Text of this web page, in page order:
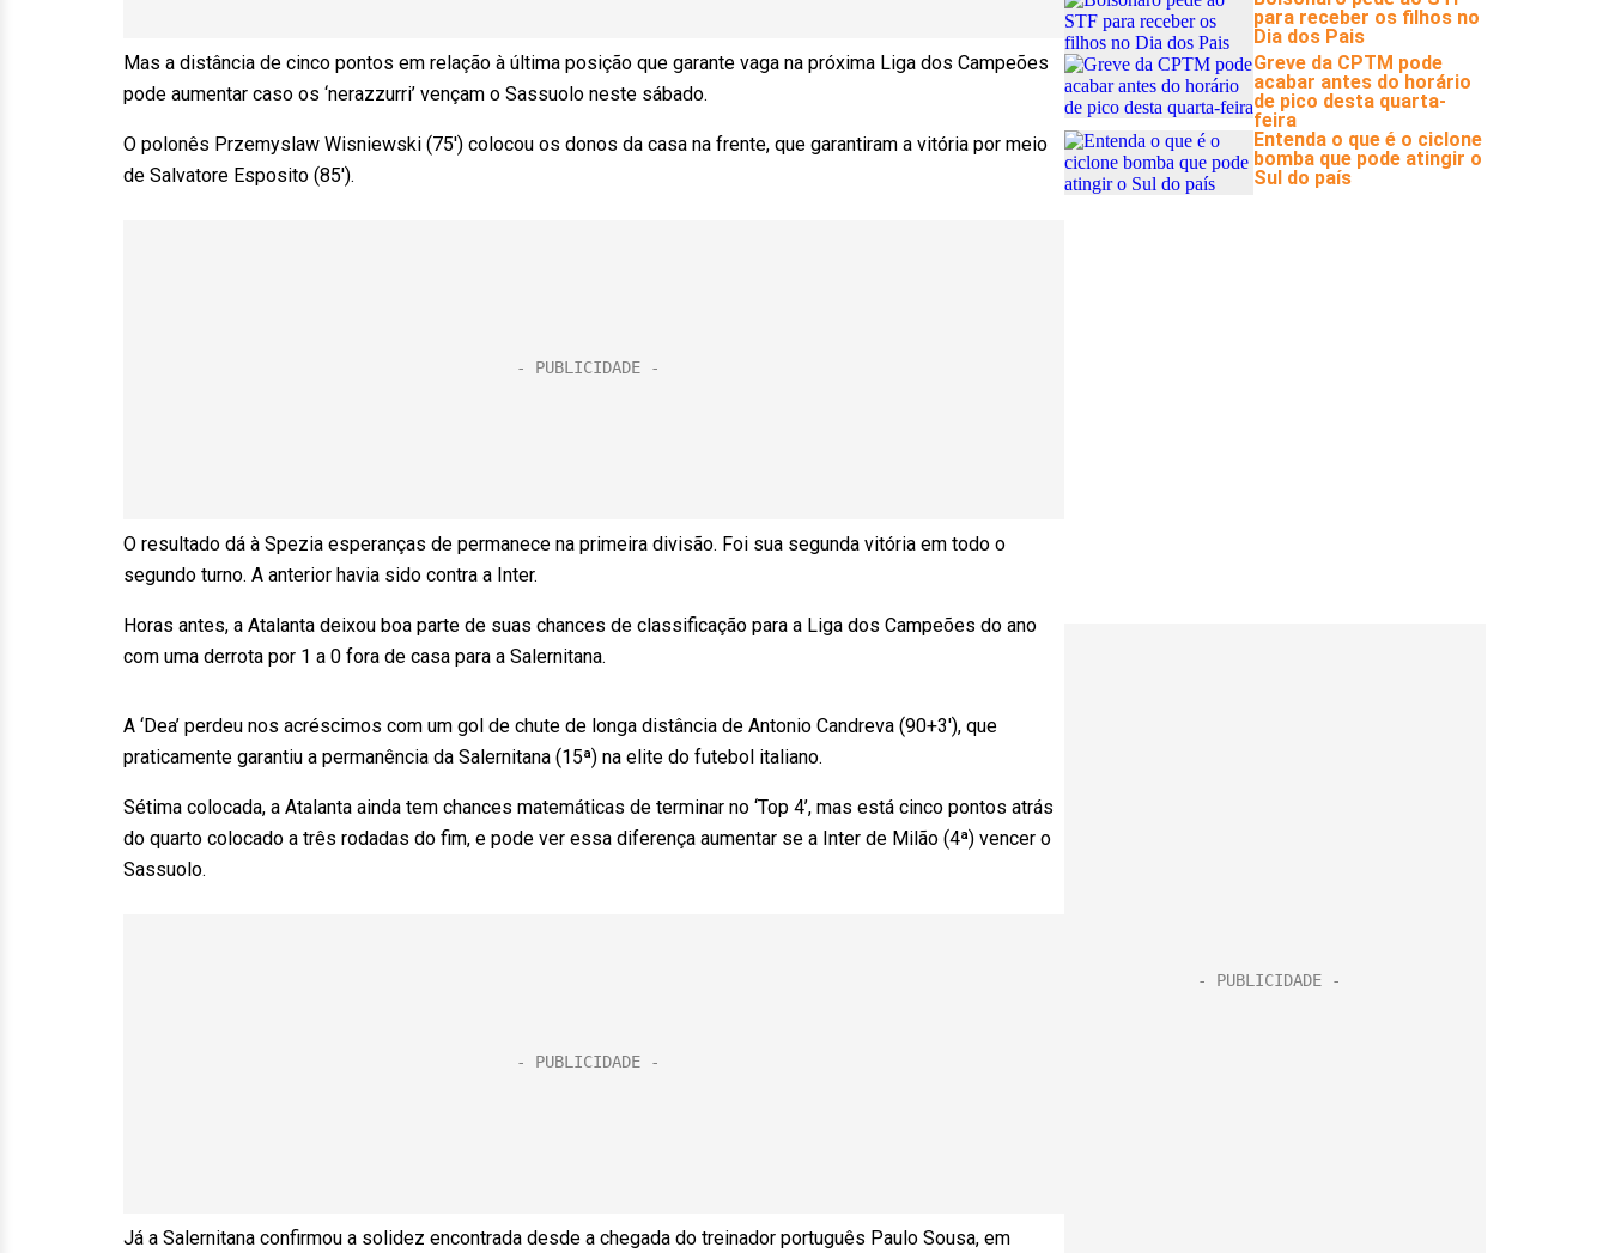
Mas a distância de cinco pontos em relação à última posição que garante vaga na próxima Liga dos Campeões
pode aumentar caso os ‘nerazzurri’ vençam o Sassuolo neste sábado.
O polonês Przemyslaw Wisniewski (75′) colocou os donos da casa na frente, que garantiram a vitória por meio
de Salvatore Esposito (85′).
O resultado dá à Spezia esperanças de permanece na primeira divisão. Foi sua segunda vitória em todo o
segundo turno. A anterior havia sido contra a Inter.
Horas antes, a Atalanta deixou boa parte de suas chances de classificação para a Liga dos Campeões do ano
com uma derrota por 1 a 0 fora de casa para a Salernitana.
A ‘Dea’ perdeu nos acréscimos com um gol de chute de longa distância de Antonio Candreva (90+3′), que
praticamente garantiu a permanência da Salernitana (15ª) na elite do futebol italiano.
Sétima colocada, a Atalanta ainda tem chances matemáticas de terminar no ‘Top 4’, mas está cinco pontos atrás
do quarto colocado a três rodadas do fim, e pode ver essa diferença aumentar se a Inter de Milão (4ª) vencer o
Sassuolo.
Já a Salernitana confirmou a solidez encontrada desde a chegada do treinador português Paulo Sousa, em